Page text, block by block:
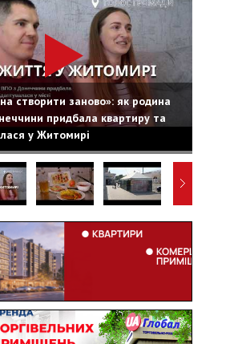
створити заново»: як родина
придбала квартиру та
у Житомирі